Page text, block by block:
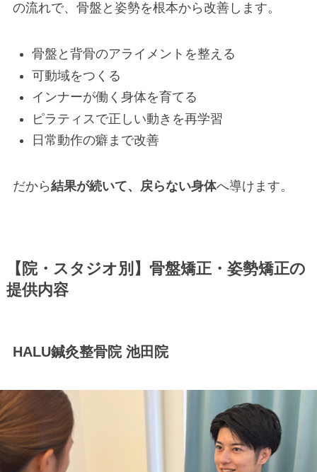
の流れで、骨盤と姿勢を根本から改善します。
骨盤と背骨のアライメントを整える
可動域をつくる
インナーが働く身体を育てる
ピラティスで正しい動きを再学習
日常動作の癖まで改善
だから結果が続いて、戻らない身体へ導けます。
【院・スタジオ別】骨盤矯正・姿勢矯正の
提供内容
HALU鍼灸整骨院 池田院